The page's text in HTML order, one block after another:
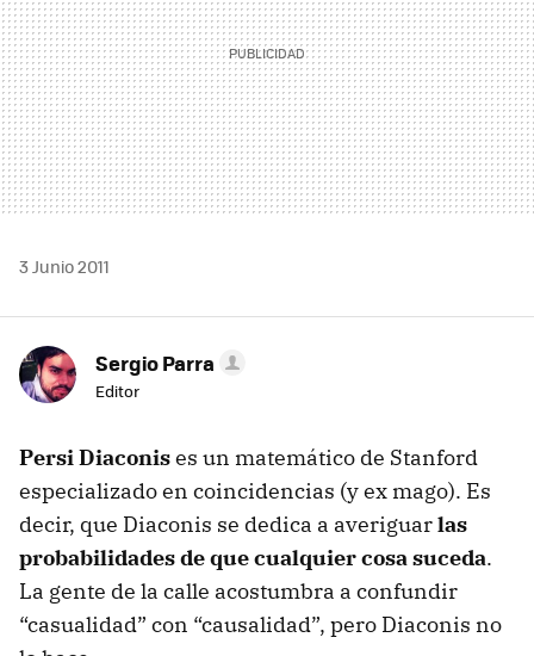
3 Junio 2011
Sergio Parra
Editor
Persi Diaconises un matemático de Stanford
especializado en coincidencias (y ex mago). Es
decir, que Diaconis se dedica a averiguarlas
probabilidades de que cualquier cosa suceda.
La gente de la calle acostumbra a confundir
“casualidad” con “causalidad”, pero Diaconis no